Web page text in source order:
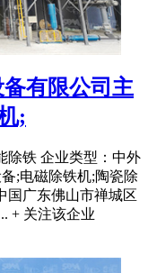
有限公司主
;
除铁 企业类型：中外
;电磁除铁机;陶瓷除
国广东佛山市禅城区
+ 关注该企业